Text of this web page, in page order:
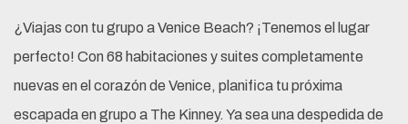
¿Viajas con tu grupo a Venice Beach? ¡Tenemos el lugar
perfecto! Con 68 habitaciones y suites completamente
nuevas en el corazón de Venice, planifica tu próxima
escapada en grupo a The Kinney. Ya sea una despedida de